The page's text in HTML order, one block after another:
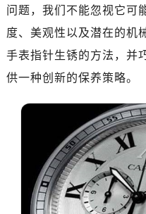
问题，我们不能忽视它可
度、美观性以及潜在的机
手表指针生锈的方法，并
供一种创新的保养策略。